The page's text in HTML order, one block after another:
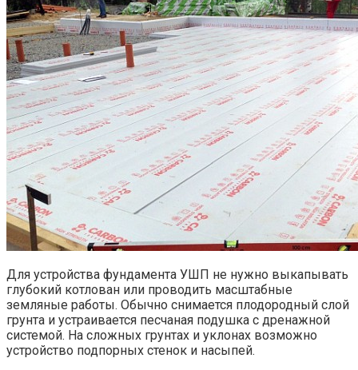
Для устройства фундамента УШП не нужно выкапывать
глубокий котлован или проводить масштабные
земляные работы. Обычно снимается плодородный слой
грунта и устраивается песчаная подушка с дренажной
системой. На сложных грунтах и уклонах возможно
устройство подпорных стенок и насыпей.